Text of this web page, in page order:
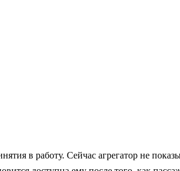
в работу. Сейчас агрегатор не